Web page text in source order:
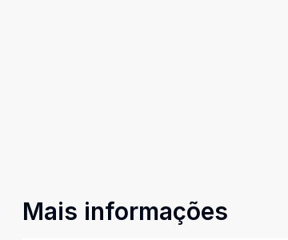
Mais informações